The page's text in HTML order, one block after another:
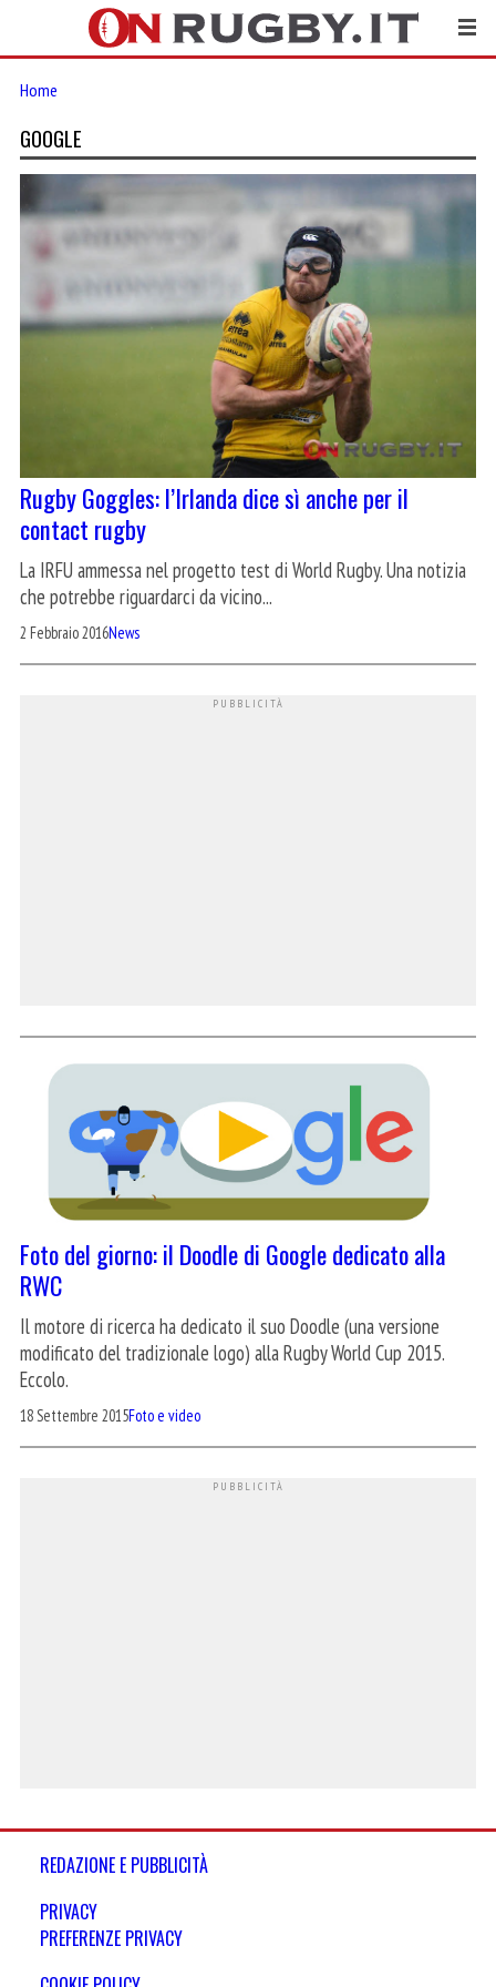
Home
GOOGLE
Rugby Goggles: l’Irlanda dice sì anche per il
contact rugby
La IRFU ammessa nel progetto test di World Rugby. Una notizia
che potrebbe riguardarci da vicino...
2 Febbraio 2016News
Foto del giorno: il Doodle di Google dedicato alla
RWC
Il motore di ricerca ha dedicato il suo Doodle (una versione
modificato del tradizionale logo) alla Rugby World Cup 2015.
Eccolo.
18 Settembre 2015Foto e video
REDAZIONE E PUBBLICITÀ
PRIVACY
PREFERENZE PRIVACY